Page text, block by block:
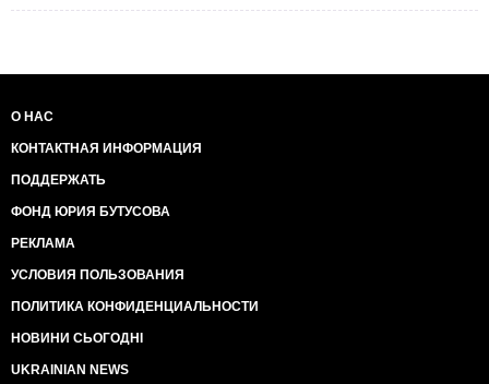
О НАС
КОНТАКТНАЯ ИНФОРМАЦИЯ
ПОДДЕРЖАТЬ
ФОНД ЮРИЯ БУТУСОВА
РЕКЛАМА
УСЛОВИЯ ПОЛЬЗОВАНИЯ
ПОЛИТИКА КОНФИДЕНЦИАЛЬНОСТИ
НОВИНИ СЬОГОДНІ
UKRAINIAN NEWS